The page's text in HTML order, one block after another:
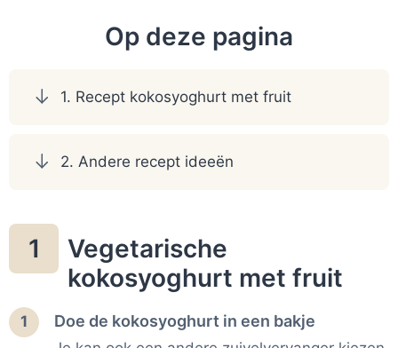
Op deze pagina
1. Recept kokosyoghurt met fruit
2. Andere recept ideeën
1
Vegetarische
kokosyoghurt met fruit
1 Doe de kokosyoghurt in een bakje